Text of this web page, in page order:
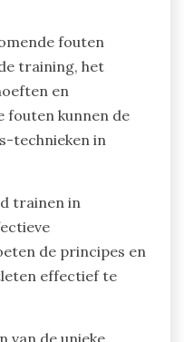
met druk
Betrokkenheid bij
terwijl atleten
ontwikkelt
maar moedigt
in de sport.
fouten
bij het